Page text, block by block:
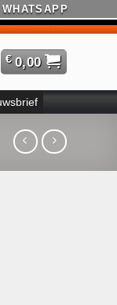
WHATSAPP
€ 0,00